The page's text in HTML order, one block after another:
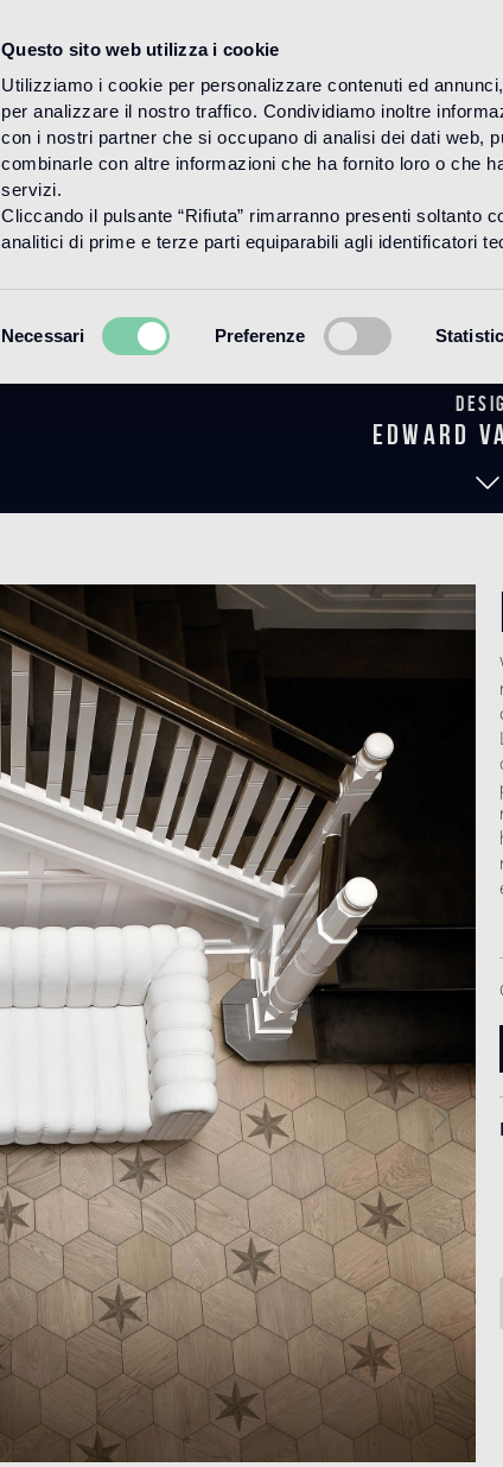
Questo sito web utilizza i cookie
Utilizziamo i cookie per personalizzare contenuti ed
per analizzare il nostro traffico. Condividiamo inoltre
con i nostri partner che si occupano di analisi dei dati web,
combinarle con altre informazioni che ha fornito loro o che
servizi.
Cliccando il pulsante “Rifiuta” rimarranno presenti soltanto
analitici di prime e terze parti equiparabili agli identificatori
del
Necessari Preferenze
HOME PRODUCTOS
Fidelio
edward